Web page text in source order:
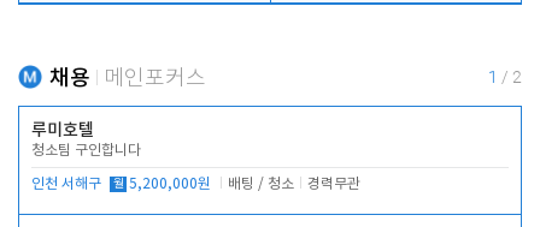
채용 메인포커스 1 / 2
루미호텔
청소팀 구인합니다
인천 서해구 월 5,200,000원 배팅 / 청소 경력무관